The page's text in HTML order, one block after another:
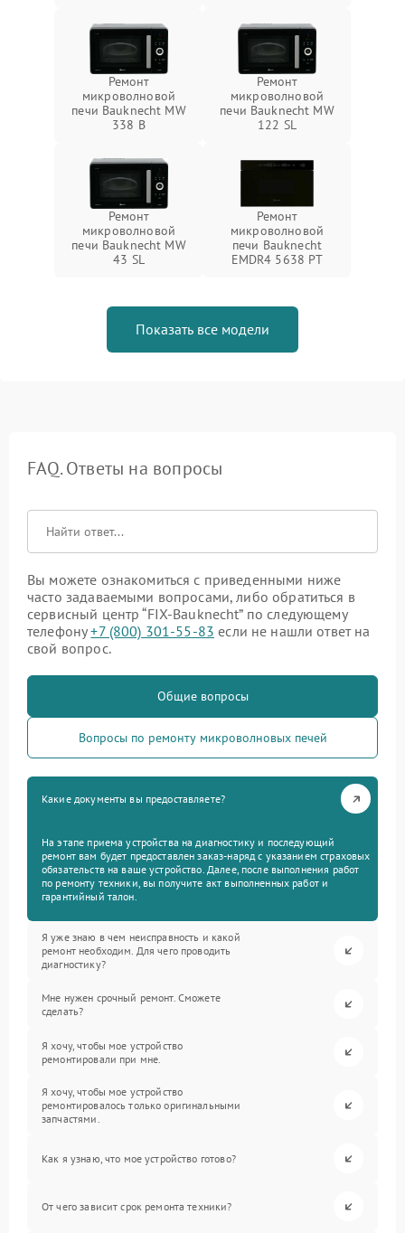
Ремонт
микроволновой
печи Bauknecht MW
338 B
Ремонт
микроволновой
печи Bauknecht MW
122 SL
Ремонт
микроволновой
печи Bauknecht MW
43 SL
Ремонт
микроволновой
печи Bauknecht
EMDR4 5638 PT
Показать все модели
FAQ. Ответы на вопросы
Вы можете ознакомиться с приведенными ниже
часто задаваемыми вопросами, либо обратиться в
сервисный центр “FIX-Bauknecht” по следующему
телефону+7 (800) 301-55-83 если не нашли ответ на
свой вопрос.
Общие вопросы
Вопросы по ремонту микроволновых печей
Какие документы вы предоставляете?
На этапе приема устройства на диагностику и последующий
ремонт вам будет предоставлен заказ-наряд с указанием страховых
обязательств на ваше устройство. Далее, после выполнения работ
по ремонту техники, вы получите акт выполненных работ и
гарантийный талон.
Я уже знаю в чем неисправность и какой
ремонт необходим. Для чего проводить
диагностику?
Мне нужен срочный ремонт. Сможете
сделать?
Я хочу, чтобы мое устройство
ремонтировали при мне.
Я хочу, чтобы мое устройство
ремонтировалось только оригинальными
запчастями.
Как я узнаю, что мое устройство готово?
От чего зависит срок ремонта техники?